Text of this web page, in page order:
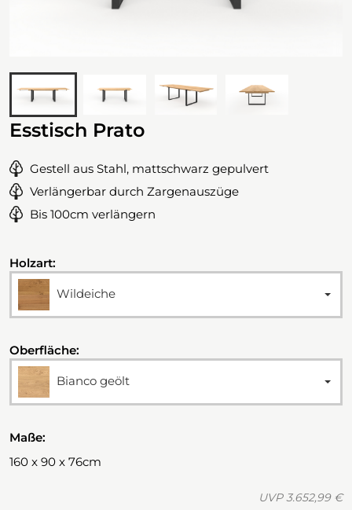
Esstisch Prato
Gestell aus Stahl, mattschwarz gepulvert
Verlängerbar durch Zargenauszüge
Bis 100cm verlängern
Holzart:
Wildeiche
Oberfläche:
Bianco geölt
Maße:
160 x 90 x 76cm
UVP3.652,99 €